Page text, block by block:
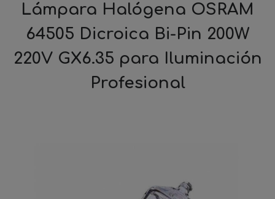
Lámpara Halógena OSRAM
64505 Dicroica Bi-Pin 200W
220V GX6.35 para Iluminación
Profesional